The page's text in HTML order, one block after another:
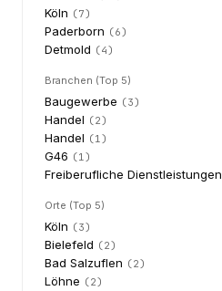
Köln (7)
Paderborn (6)
Detmold (4)
Branchen (Top 5)
Baugewerbe (3)
Handel (2)
Handel (1)
G46 (1)
Freiberufliche Dienstleistungen
Orte (Top 5)
Köln (3)
Bielefeld (2)
Bad Salzuflen (2)
Löhne (2)